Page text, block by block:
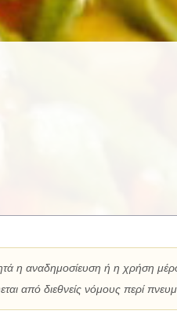
η αναδημοσίευση ή η χρήση
από διεθνείς νόμους περί